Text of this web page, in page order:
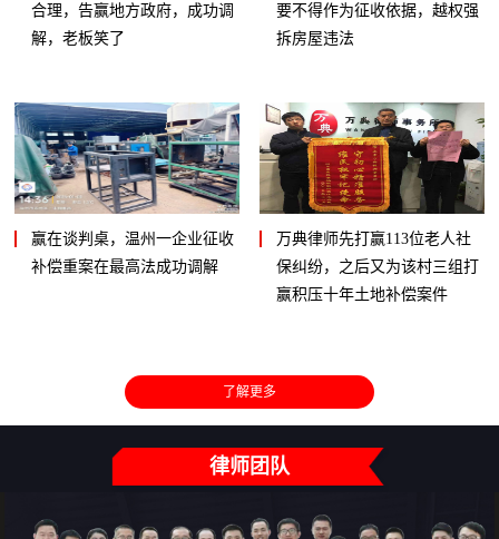
合理，告赢地方政府，成功调
解，老板笑了
要不得作为征收依据，越权强
拆房屋违法
赢在谈判桌，温州一企业征收
补偿重案在最高法成功调解
万典律师先打赢113位老人社
保纠纷，之后又为该村三组打
赢积压十年土地补偿案件
了解更多
律师团队